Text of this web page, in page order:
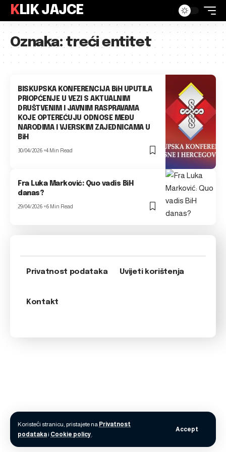
Koristeći stranicu, pristajete na Privatnost
podatakai Cookie policy.
Accept
KLIK JAJCE
Oznaka:treći entitet
BISKUPSKA KONFERENCIJA BiH UPUTILA
PRIOPĆENJE U VEZI S AKTUALNIM
DRUŠTVENIM I JAVNIM RASPRAVAMA
KOJE OPTEREĆUJU ODNOSE MEĐU
NARODIMA I VJERSKIM ZAJEDNICAMA U
BiH
30/04/2026 4 Min Read
Fra Luka Marković: Quo vadis BiH
danas?
29/04/2026 6 Min Read
Privatnost podataka Uvijeti korištenja
Kontakt